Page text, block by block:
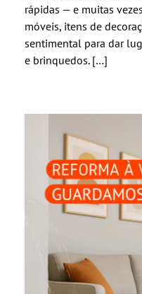
rápidas — e muitas
móveis, itens de
sentimental para dar
e brinquedos. […]